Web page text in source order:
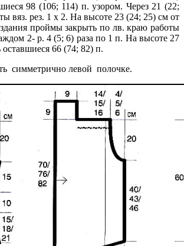
98 (106; 114) п. узором. Через 21 (22;
вяз. рез. 1 х 2. На высоте 23 (24; 25) см от
проймы закрыть по лв. краю работы
2- р. 4 (5; 6) раза по 1 п. На высоте 27
66 (74; 82) п.
симметрично левой полочке.